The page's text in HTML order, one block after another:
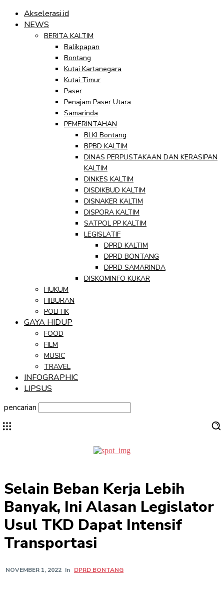
Akselerasi.id
NEWS
BERITA KALTIM
Balikpapan
Bontang
Kutai Kartanegara
Kutai Timur
Paser
Penajam Paser Utara
Samarinda
PEMERINTAHAN
BLKI Bontang
BPBD KALTIM
DINAS PERPUSTAKAAN DAN KERASIPAN
KALTIM
DINKES KALTIM
DISDIKBUD KALTIM
DISNAKER KALTIM
DISPORA KALTIM
SATPOL PP KALTIM
LEGISLATIF
DPRD KALTIM
DPRD BONTANG
DPRD SAMARINDA
DISKOMINFO KUKAR
HUKUM
HIBURAN
POLITIK
GAYA HIDUP
FOOD
FILM
MUSIC
TRAVEL
INFOGRAPHIC
LIPSUS
pencarian
Selain Beban Kerja Lebih
Banyak, Ini Alasan Legislator
Usul TKD Dapat Intensif
Transportasi
NOVEMBER 1, 2022 In DPRD BONTANG